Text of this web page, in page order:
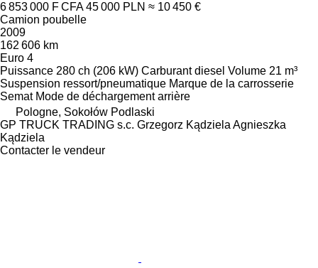
6 853 000 F CFA 45 000 PLN ≈ 10 450 €
Camion poubelle
2009
162 606 km
Euro 4
Puissance 280 ch (206 kW) Carburant diesel Volume 21 m³
Suspension ressort/pneumatique Marque de la carrosserie
Semat Mode de déchargement arrière
Pologne, Sokołów Podlaski
GP TRUCK TRADING s.c. Grzegorz Kądziela Agnieszka
Kądziela
Contacter le vendeur